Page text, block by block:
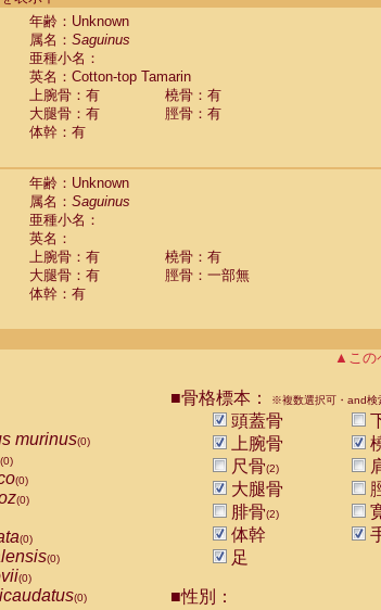
(0)
(0)
(1)
cana
rubicundus
(0)
年齢：Unknown
属名： Saguinus
亜種小名：
英名：Cotton-top Tamarin
上腕骨：有
橈骨：有
大腿骨：有
脛骨：有
体幹：有
年齢：Unknown
属名： Saguinus
亜種小名：
英名：
上腕骨：有
橈骨：有
大腿骨：有
脛骨：一部無
体幹：有
▲この
murinus(0)
(0)
(0)
(0)
(0)
(0)
(0)
(0)
■骨格標本： ※複数選択可・and検
頭蓋骨
上腕骨
尺骨(2)
大腿骨
腓骨(2)
体幹
足
■性別：